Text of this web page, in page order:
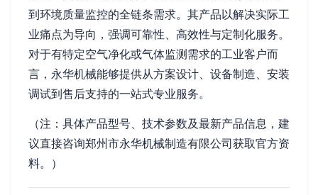
到环境质量监控的全链条需求。其产品以解决实际工
业痛点为导向，强调可靠性、高效性与定制化服务。
对于有特定空气净化或气体监测需求的工业客户而
言，永华机械能够提供从方案设计、设备制造、安装
调试到售后支持的一站式专业服务。
（注：具体产品型号、技术参数及最新产品信息，建
议直接咨询郑州市永华机械制造有限公司获取官方资
料。）